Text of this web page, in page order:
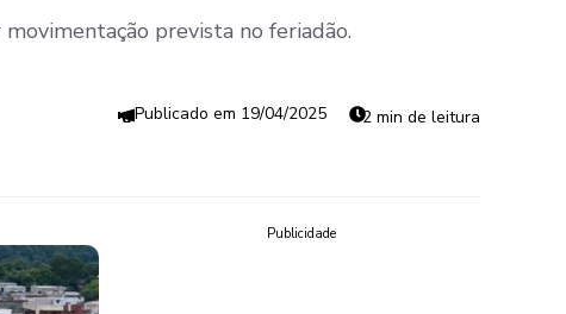
prevista no feriadão.
19/04/2025 2 min de leitura
Publicidade